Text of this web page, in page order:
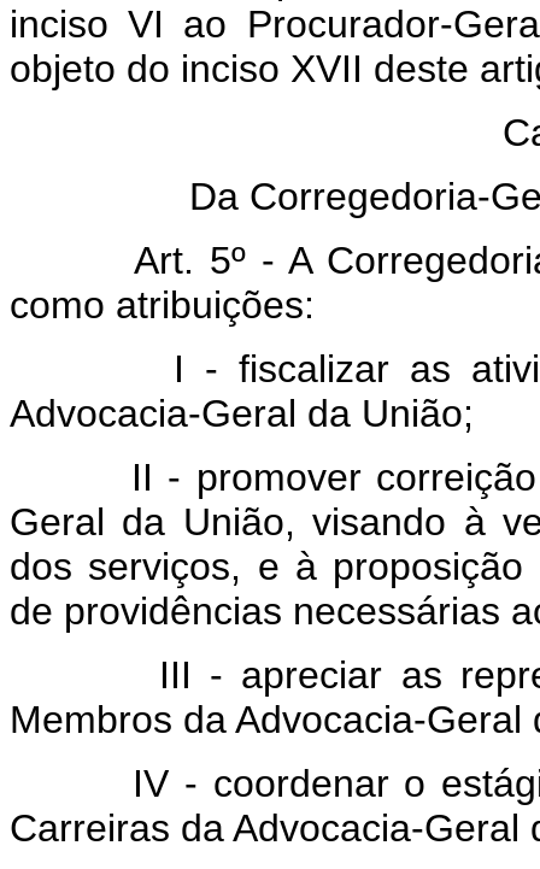
inciso VI ao Procurador-
objeto do inciso XVII deste
Da Corregedoria-
Art. 5º - A
como atribuições:
I - fiscalizar as
Advocacia-Geral da União;
II - promover
Geral da União, visando à
dos serviços, e à
de providências necessárias
III - apreciar as
Membros da Advocacia-Geral
IV - coordenar o
Carreiras da Advocacia-Geral